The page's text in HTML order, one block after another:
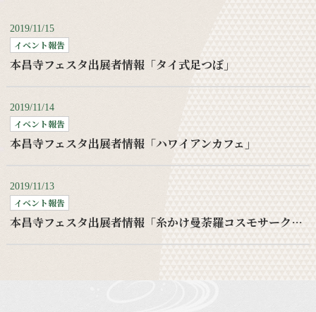
2019/11/15
イベント報告
本昌寺フェスタ出展者情報「タイ式足つぼ」
2019/11/14
イベント報告
本昌寺フェスタ出展者情報「ハワイアンカフェ」
2019/11/13
イベント報告
本昌寺フェスタ出展者情報「糸かけ曼荼羅コスモサークルワークショップ」